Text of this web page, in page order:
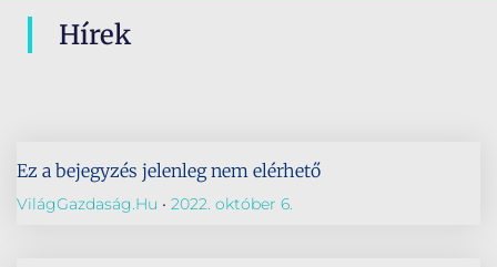
Hírek
Ez a bejegyzés jelenleg nem elérhető
VilágGazdaság.hu 2022. október 6.